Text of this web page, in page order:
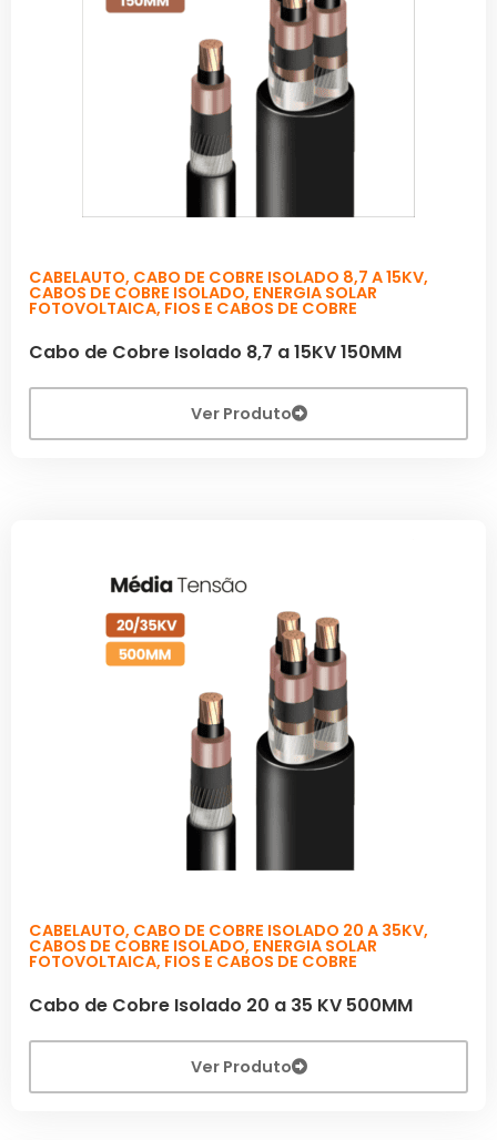
CABELAUTO, CABO DE COBRE ISOLADO 8,7 A 15KV,
CABOS DE COBRE ISOLADO, ENERGIA SOLAR
FOTOVOLTAICA, FIOS E CABOS DE COBRE
Cabo de Cobre Isolado 8,7 a 15KV 150MM
Ver Produto
CABELAUTO, CABO DE COBRE ISOLADO 20 A 35KV,
CABOS DE COBRE ISOLADO, ENERGIA SOLAR
FOTOVOLTAICA, FIOS E CABOS DE COBRE
Cabo de Cobre Isolado 20 a 35 KV 500MM
Ver Produto